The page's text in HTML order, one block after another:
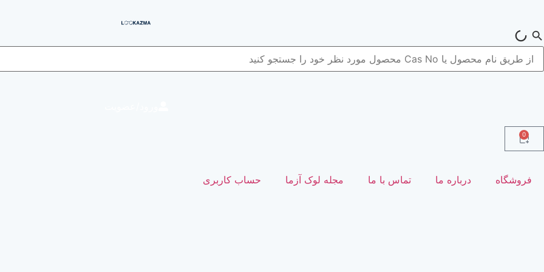
0
فروشگاه درباره ما تماس با ما مجله لوک آزما حساب کاربری